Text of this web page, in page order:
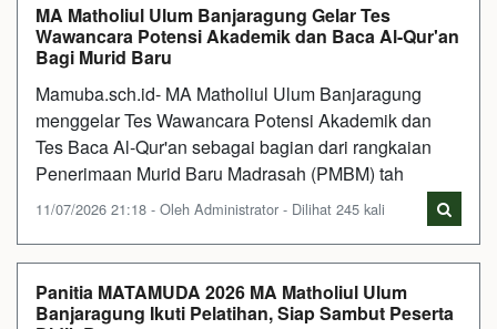
MA Matholiul Ulum Banjaragung Gelar Tes
Wawancara Potensi Akademik dan Baca Al-Qur'an
Bagi Murid Baru
Mamuba.sch.id- MA Matholiul Ulum Banjaragung
menggelar Tes Wawancara Potensi Akademik dan
Tes Baca Al-Qur'an sebagai bagian dari rangkaian
Penerimaan Murid Baru Madrasah (PMBM) tah
11/07/2026 21:18 - Oleh Administrator - Dilihat 245 kali
Panitia MATAMUDA 2026 MA Matholiul Ulum
Banjaragung Ikuti Pelatihan, Siap Sambut Peserta